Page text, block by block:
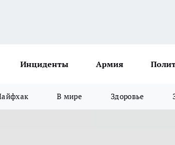
Инциденты Армия
В мире Здоровье